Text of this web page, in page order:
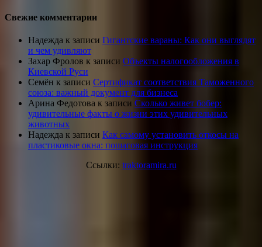
Свежие комментарии
Надежда к записи Гигантские вараны: Как они выглядят
и чем удивляют
Захар Фролов к записи Объекты налогообложения в
Киевской Руси
Семён к записи Сертификат соответствия Таможенного
союза: важный документ для бизнеса
Арина Федотова к записи Сколько живет бобер:
удивительные факты о жизни этих удивительных
животных
Надежда к записи Как самому установить откосы на
пластиковые окна: пошаговая инструкция
Ссылки: traktoramira.ru